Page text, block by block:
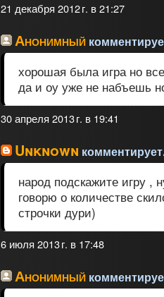
21 декабря 2012 г. в 21:27
Анонимный
хорошая была игра но
да и оу уже не набъешь
30 апреля 2013 г. в 19:41
Unknown
народ подскажите игру ,
говорю о количестве
строчки дури)
6 июля 2013 г. в 17:48
Анонимный